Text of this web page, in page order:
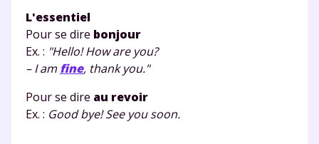
L'essentiel
Pour se dire bonjour
Ex. : "Hello! How are you?
– I am fine, thank you."
Pour se dire au revoir
Ex. : Good bye! See you soon.
scolaire !
Fiches de cours et vidéos
Unespace dédié aux parents
suivre les progrès